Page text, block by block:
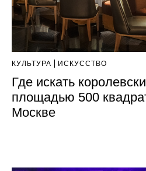
КУЛЬТУРА ИСКУССТВО
Где искать
площадью 500
Москве